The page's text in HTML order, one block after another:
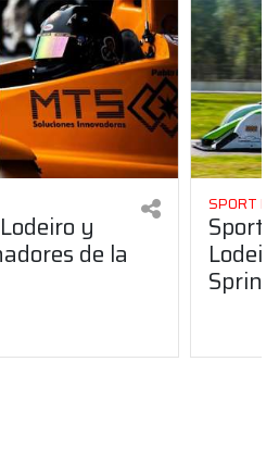
y
de la
SPORT
Sport
Sprint